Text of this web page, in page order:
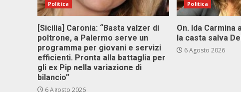
Politica
[Sicilia] Caronia: “Basta valzer di
poltrone, a Palermo serve un
programma per giovani e servizi
efficienti. Pronta alla battaglia per
gli ex Pip nella variazione di
bilancio”
6 Agosto 2026
Politica
On. Ida Carmina
la casta salva
6 Agosto 2026